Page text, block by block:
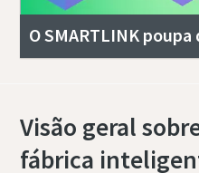
O SMARTLINK
Visão geral
fábrica